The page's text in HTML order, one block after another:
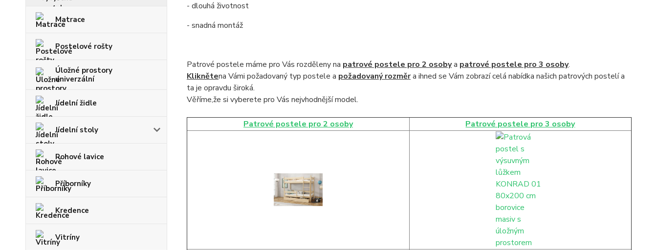
Matrace
Postelové rošty
Úložné prostory
univerzální
Jídelní židle
Jídelní stoly
Rohové lavice
Příborníky
Kredence
Vitríny
- dlouhá životnost
- snadná montáž
Patrové postele máme pro Vás rozděleny na patrové postele pro 2 osobya patrové postele pro 3 osoby.
Kliknětena Vámi požadovaný typ postele a požadovaný rozměra ihned se Vám zobrazí celá nabídka našich patrových postelí a
ta je opravdu široká.
Věříme,že si vyberete pro Vás nejvhodnější model.
Patrové postele pro 2 osoby Patrové postele pro 3 osoby